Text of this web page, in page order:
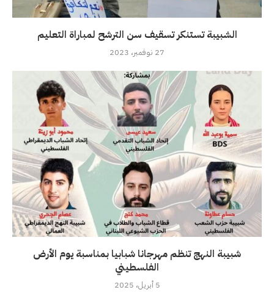
الشبيبة تستنكر تسقيف سن الترشح لمباراة التعليم
27 نوفمبر، 2023
شبيبة النهج تنظم مهرجانا شبابيا بمناسبة يوم الأرض
الفلسطيني
5 أبريل، 2025